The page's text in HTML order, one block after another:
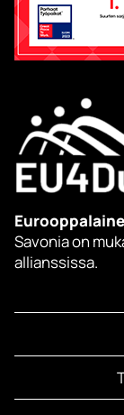
Savonia on
allianssissa.